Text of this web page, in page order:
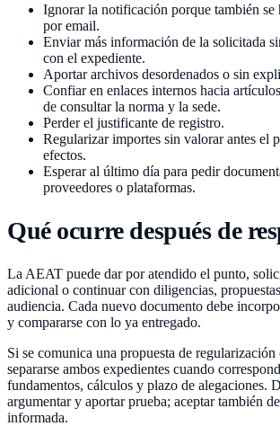
Ignorar la notificación porque también se
por email.
Enviar más información de la solicitada
con el expediente.
Aportar archivos desordenados o sin
Confiar en enlaces internos hacia
de consultar la norma y la sede.
Perder el justificante de registro.
Regularizar importes sin valorar antes el
efectos.
Esperar al último día para pedir
proveedores o plataformas.
Qué ocurre después de
La AEAT puede dar por atendido el punto,
adicional o continuar con diligencias,
audiencia. Cada nuevo documento debe
y compararse con lo ya entregado.
Si se comunica una propuesta de regularización
separarse ambos expedientes cuando
fundamentos, cálculos y plazo de alegaciones.
argumentar y aportar prueba; aceptar también
informada.